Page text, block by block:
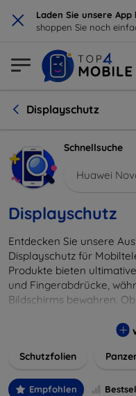
× Laden Sie unsere
shoppen Sie noch
Displayschutz
Schnellsuche
Huawei
Displayschutz
Entdecken Sie unsere
Displayschutz für
Produkte bieten
und Fingerabdrücke,
Bildschirms bewahren.
installieren und
wertvolles Gerät mit
digitales Erlebnis.
Schutzfolien
Empfohlen